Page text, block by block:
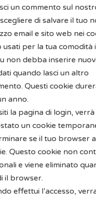
un commento sul
di salvare il tuo
email e sito web nei
usati per la tua comodità
non debba inserire
quando lasci un altro
Questi cookie
anno.
la pagina di login, verrà
un cookie
se il tuo browser
Questo cookie non
e viene eliminato
il browser.
effettui l’accesso,